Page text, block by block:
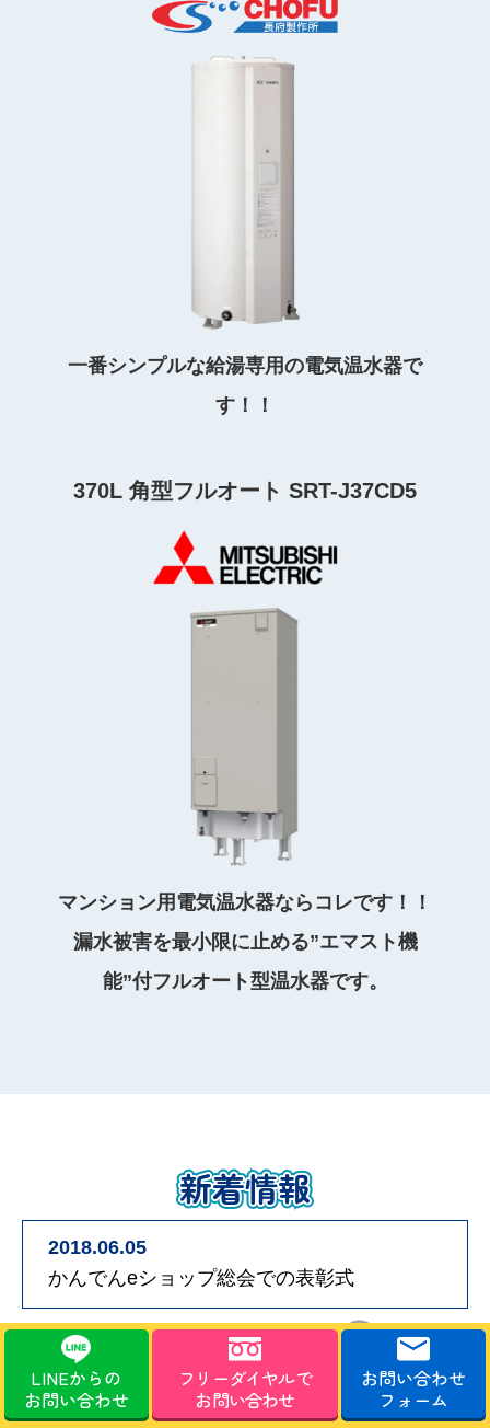
LINEからの
お問い合わせ
フリーダイヤルで
お問い合わせ
お問い合わせ
フォーム
一番シンプルな給湯専用の電気温水器で
す！！
370L 角型フルオート SRT-J37CD5
マンション用電気温水器ならコレです！！
漏水被害を最小限に止める”エマスト機
能”付フルオート型温水器です。
新着情報
2018.06.05
かんでんeショップ総会での表彰式
新着情報一覧を見る